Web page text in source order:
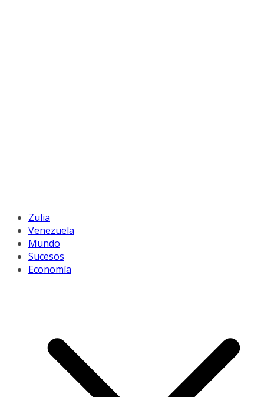
Zulia
Venezuela
Mundo
Sucesos
Economía